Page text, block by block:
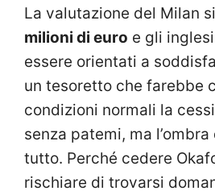
La valutazione del Milan
milioni di euro e gli
essere orientati a
un tesoretto che farebbe
condizioni normali la
senza patemi, ma
tutto. Perché cedere
rischiare di trovarsi